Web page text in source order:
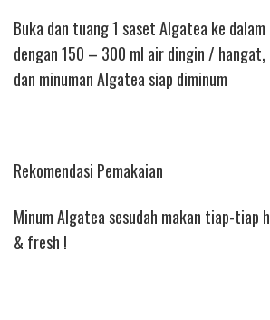
Buka dan tuang 1 saset Algatea ke
dengan 150 – 300 ml air dingin /
dan minuman Algatea siap diminum
Rekomendasi Pemakaian
Minum Algatea sesudah makan tiap-
& fresh !